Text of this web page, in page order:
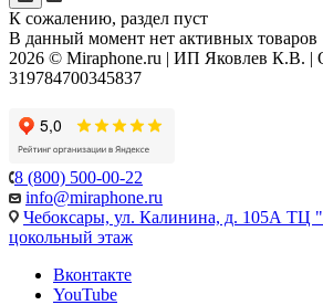
К сожалению, раздел пуст
В данный момент нет активных товаров
2026 © Miraphone.ru | ИП Яковлев К.В.
319784700345837
8 (800) 500-00-22
info@miraphone.ru
Чебоксары, ул. Калинина, д. 105А
цокольный этаж
Вконтакте
YouTube